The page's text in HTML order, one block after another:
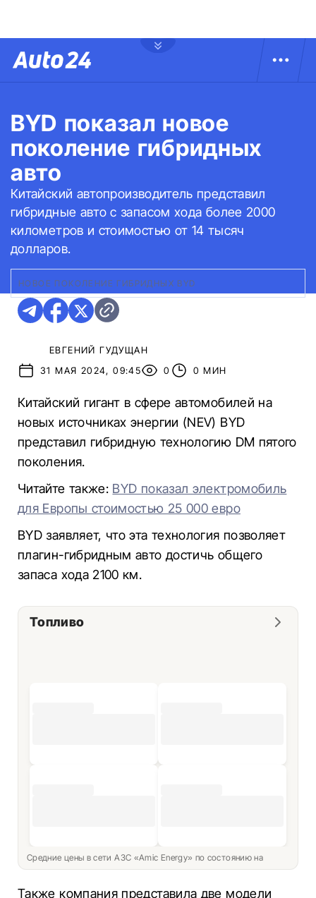
BYD показал новое
поколение гибридных
авто
Китайский автопроизводитель представил
гибридные авто с запасом хода более 2000
километров и стоимостью от 14 тысяч
долларов.
НОВОЕ ПОКОЛЕНИЕ ГИБРИДНЫХ BYD
ЕВГЕНИЙ ГУДУЩАН
31 МАЯ 2024, 09:45
0 0 МИН
Китайский гигант в сфере автомобилей на
новых источниках энергии (NEV) BYD
представил гибридную технологию DM пятого
поколения.
Читайте также: BYD показал электромобиль
для Европы стоимостью 25 000 евро
BYD заявляет, что эта технология позволяет
плагин-гибридным авто достичь общего
запаса хода 2100 км.
Топливо
Средние цены в сети АЗС «Amic Energy» по состоянию на
Также компания представила две модели